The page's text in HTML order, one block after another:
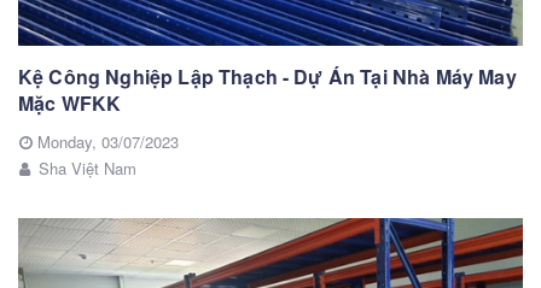
Kệ Công Nghiệp Lập Thạch - Dự Án Tại Nhà Máy May
Mặc WFKK
Monday, 03/07/2023
Sha Việt Nam